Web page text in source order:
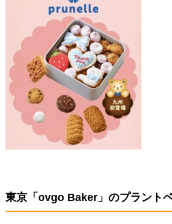
東京「ovgo Baker」のプラント